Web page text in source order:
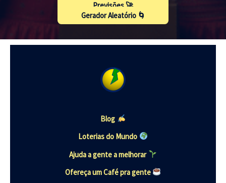
Previsões 🚀
Gerador Aleatório 🌀
Blog
Loterias do Mundo
Ajuda a gente a melhorar
Ofereça um Café pra gente